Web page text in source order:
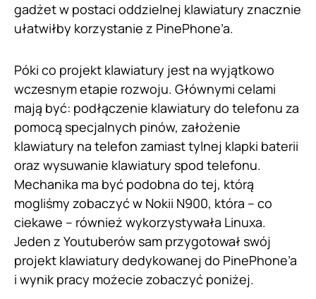
gadżet w postaci oddzielnej klawiatury znacznie
ułatwiłby korzystanie z PinePhone’a.
Póki co projekt klawiatury jest na wyjątkowo
wczesnym etapie rozwoju. Głównymi celami
mają być: podłączenie klawiatury do telefonu za
pomocą specjalnych pinów, założenie
klawiatury na telefon zamiast tylnej klapki baterii
oraz wysuwanie klawiatury spod telefonu.
Mechanika ma być podobna do tej, którą
mogliśmy zobaczyć w Nokii N900, która – co
ciekawe – również wykorzystywała Linuxa.
Jeden z Youtuberów sam przygotował swój
projekt klawiatury dedykowanej do PinePhone’a
i wynik pracy możecie zobaczyć poniżej.